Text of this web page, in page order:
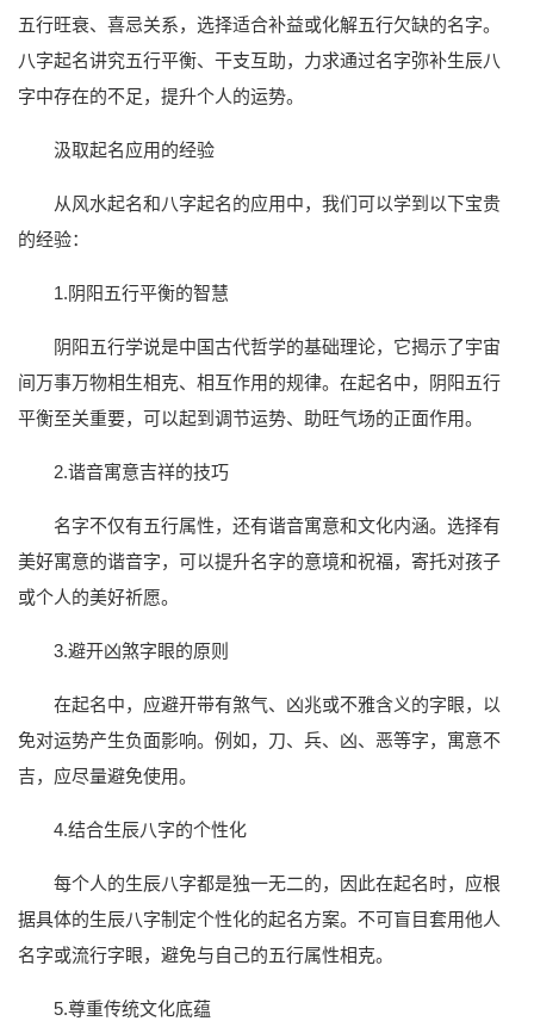
五行旺衰、喜忌关系，选择适合补益或化解五行欠缺的名字。
八字起名讲究五行平衡、干支互助，力求通过名字弥补生辰八
字中存在的不足，提升个人的运势。
汲取起名应用的经验
从风水起名和八字起名的应用中，我们可以学到以下宝贵
的经验：
1.阴阳五行平衡的智慧
阴阳五行学说是中国古代哲学的基础理论，它揭示了宇宙
间万事万物相生相克、相互作用的规律。在起名中，阴阳五行
平衡至关重要，可以起到调节运势、助旺气场的正面作用。
2.谐音寓意吉祥的技巧
名字不仅有五行属性，还有谐音寓意和文化内涵。选择有
美好寓意的谐音字，可以提升名字的意境和祝福，寄托对孩子
或个人的美好祈愿。
3.避开凶煞字眼的原则
在起名中，应避开带有煞气、凶兆或不雅含义的字眼，以
免对运势产生负面影响。例如，刀、兵、凶、恶等字，寓意不
吉，应尽量避免使用。
4.结合生辰八字的个性化
每个人的生辰八字都是独一无二的，因此在起名时，应根
据具体的生辰八字制定个性化的起名方案。不可盲目套用他人
名字或流行字眼，避免与自己的五行属性相克。
5.尊重传统文化底蕴